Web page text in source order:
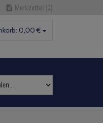
Merkzettel (0)
0,00 €